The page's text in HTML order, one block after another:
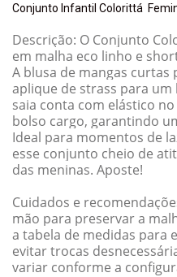
Conjunto Infantil Colorittá
Descrição: O Conjunto
em malha eco linho e
A blusa de mangas curtas
aplique de strass para um
saia conta com elástico
bolso cargo, garantindo
Ideal para momentos de
esse conjunto cheio de
das meninas. Aposte!
Cuidados e
mão para preservar a
a tabela de medidas para
evitar trocas
variar conforme a